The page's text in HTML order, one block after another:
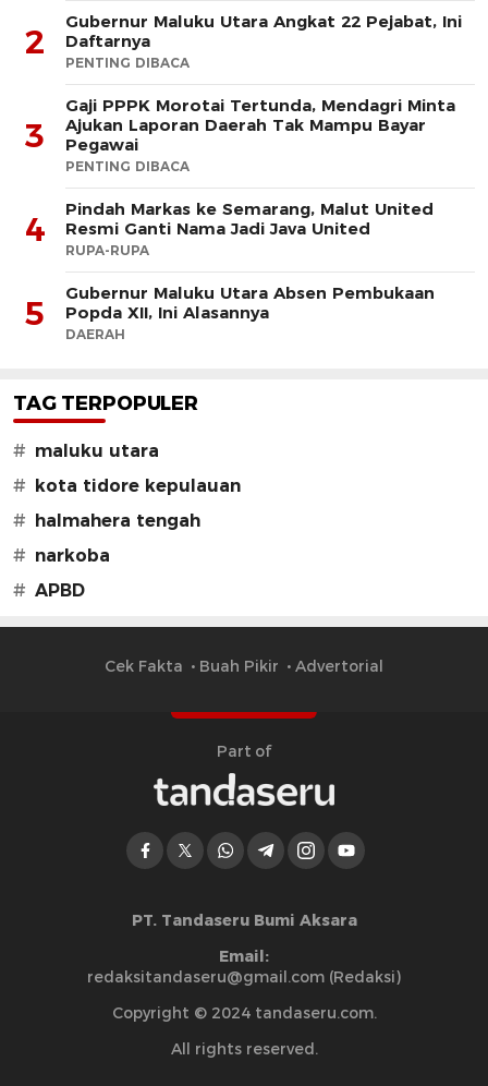
2
Gubernur Maluku Utara Angkat 22 Pejabat, Ini
Daftarnya
PENTING DIBACA
3
Gaji PPPK Morotai Tertunda, Mendagri Minta
Ajukan Laporan Daerah Tak Mampu Bayar
Pegawai
PENTING DIBACA
4
Pindah Markas ke Semarang, Malut United
Resmi Ganti Nama Jadi Java United
RUPA-RUPA
5
Gubernur Maluku Utara Absen Pembukaan
Popda XII, Ini Alasannya
DAERAH
TAG TERPOPULER
# maluku utara
# kota tidore kepulauan
# halmahera tengah
# narkoba
# APBD
Cek Fakta Buah Pikir Advertorial
Part of
PT. Tandaseru Bumi Aksara
Email:
redaksitandaseru@gmail.com (Redaksi)
Copyright © 2024 tandaseru.com.
All rights reserved.